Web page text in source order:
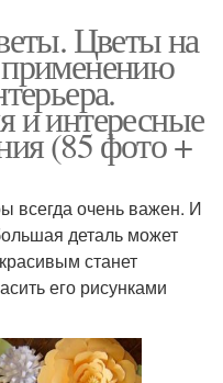
Цветы на
и интересные
(85 фото +
всегда очень важен. И
деталь может
станет
его рисунками